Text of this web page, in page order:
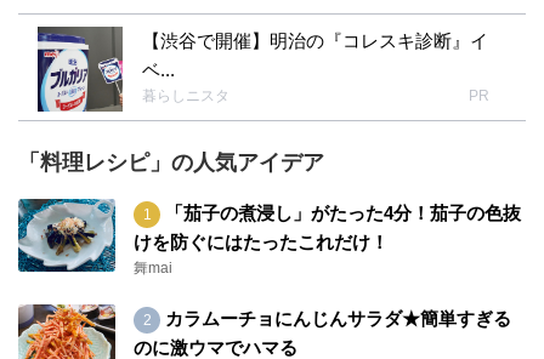
【渋谷で開催】明治の『コレスキ診断』イ
ベ...
暮らしニスタ PR
「料理レシピ」の人気アイデア
「茄子の煮浸し」がたった4分！茄子の色抜
けを防ぐにはたったこれだけ！
舞mai
カラムーチョにんじんサラダ★簡単すぎる
のに激ウマでハマる